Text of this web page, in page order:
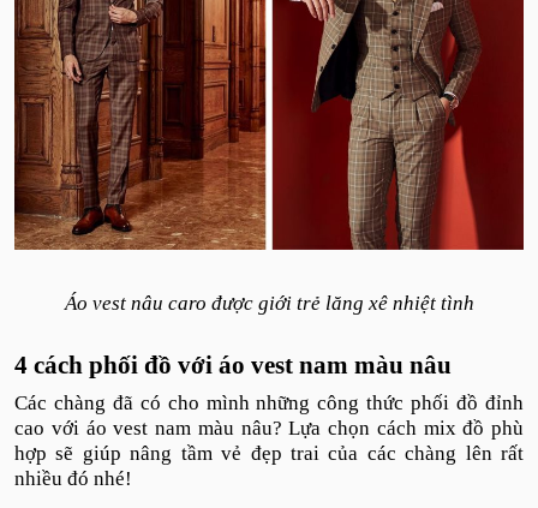
Áo vest nâu caro được giới trẻ lăng xê nhiệt tình
4 cách phối đồ với áo vest nam màu nâu
Các chàng đã có cho mình những công thức phối đồ đỉnh
cao với áo vest nam màu nâu? Lựa chọn cách mix đồ phù
hợp sẽ giúp nâng tầm vẻ đẹp trai của các chàng lên rất
nhiều đó nhé!